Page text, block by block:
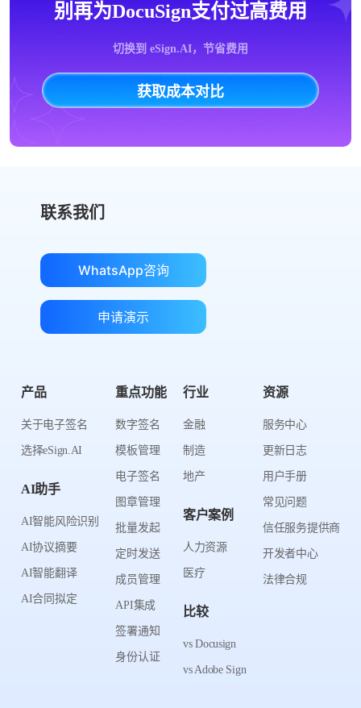
别再为DocuSign支付过高费用
切换到 eSign.AI，节省费用
获取成本对比
联系我们
WhatsApp咨询
申请演示
产品
关于电子签名
选择eSign.AI
AI助手
AI智能风险识别
AI协议摘要
AI智能翻译
AI合同拟定
重点功能
数字签名
模板管理
电子签名
图章管理
批量发起
定时发送
成员管理
API集成
签署通知
身份认证
行业
金融
制造
地产
客户案例
人力资源
医疗
比较
vs Docusign
vs Adobe Sign
资源
服务中心
更新日志
用户手册
常见问题
信任服务提供商
开发者中心
法律合规